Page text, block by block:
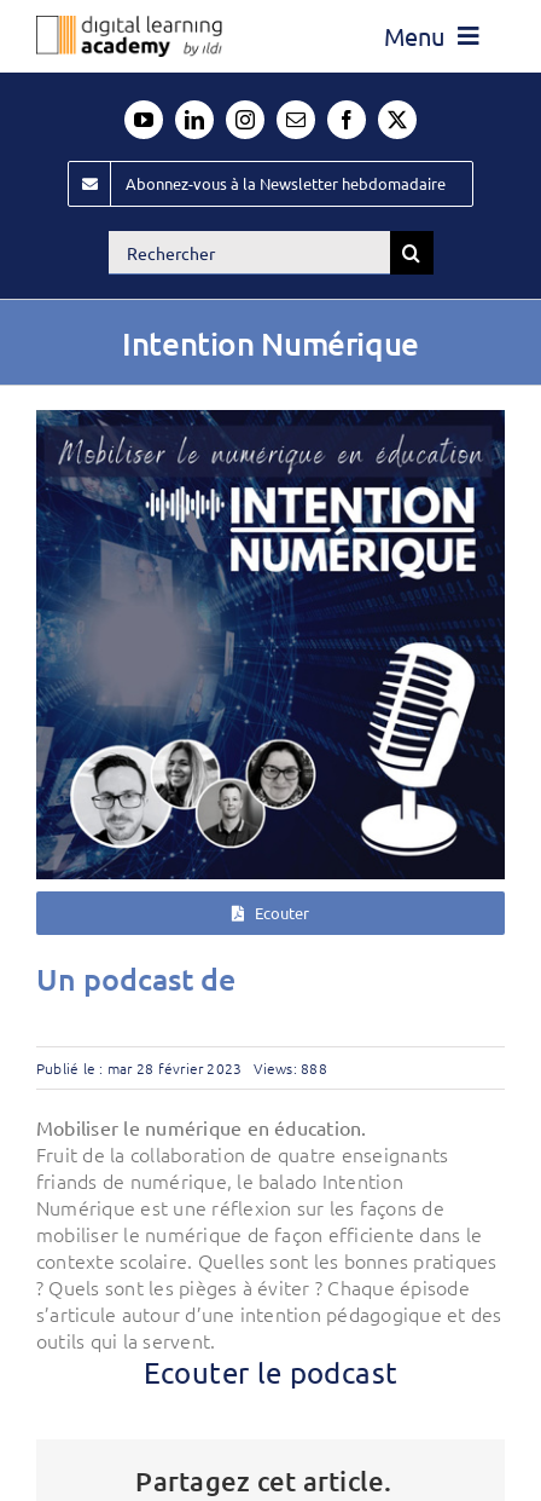
Passer
Menu
Évènements ILDI
Offres d’emploi
Publiez
Contact
Abonnez-vous à la Newsletter hebdomadaire
Rechercher:
Intention Numérique
Ecouter
Un podcast de
Publié le : mar 28 février 2023 Views: 888
Mobiliser le numérique en éducation.
Fruit de la collaboration de quatre enseignants
friands de numérique, le balado Intention
Numérique est une réflexion sur les façons de
mobiliser le numérique de façon efficiente dans le
contexte scolaire. Quelles sont les bonnes pratiques
? Quels sont les pièges à éviter ? Chaque épisode
s’articule autour d’une intention pédagogique et des
outils qui la servent.
Ecouter le podcast
Partagez cet article.